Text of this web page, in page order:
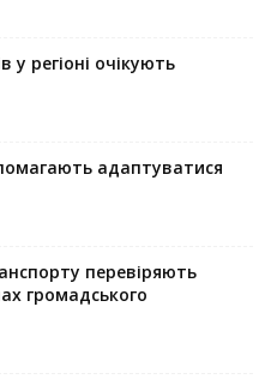
у регіоні очікують
адаптуватися
перевіряють
громадського